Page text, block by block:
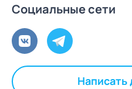
Социальные сети
Написать